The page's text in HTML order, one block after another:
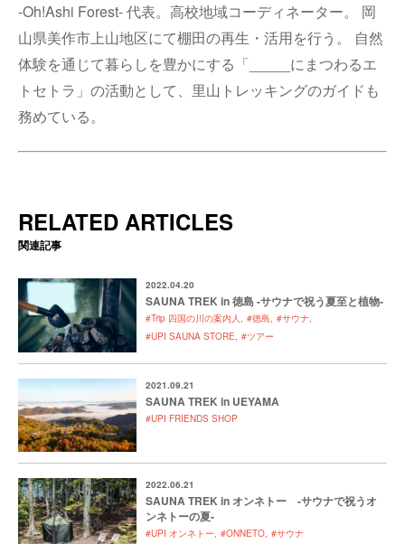
-Oh!Ashi Forest- 代表。高校地域コーディネーター。 岡
山県美作市上山地区にて棚田の再生・活用を行う。 自然
体験を通じて暮らしを豊かにする「_____にまつわるエ
トセトラ」の活動として、里山トレッキングのガイドも
務めている。
RELATED ARTICLES
関連記事
2022.04.20
SAUNA TREK in 徳島 -サウナで祝う夏至と植物-
#Trip 四国の川の案内人 #徳島 #サウナ
#UPI SAUNA STORE #ツアー
2021.09.21
SAUNA TREK in UEYAMA
#UPI FRIENDS SHOP
2022.06.21
SAUNA TREK in オンネトー -サウナで祝うオ
ンネトーの夏-
#UPI オンネトー #ONNETO #サウナ